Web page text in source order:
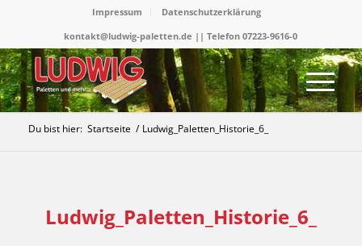
Impressum
Datenschutzerklärung
kontakt@ludwig-paletten.de || Telefon 07223-9616-0
Du bist hier: Startseite / Ludwig_Paletten_Historie_6_
Ludwig_Paletten_Historie_6_